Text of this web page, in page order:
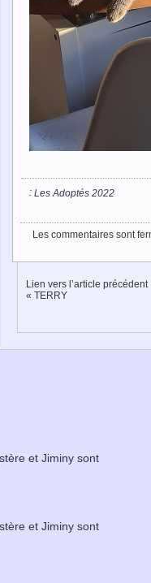
: Les Adoptés 2022
Les commentaires sont
Lien vers l’article précédent
« TERRY
et Jiminy sont
et Jiminy sont